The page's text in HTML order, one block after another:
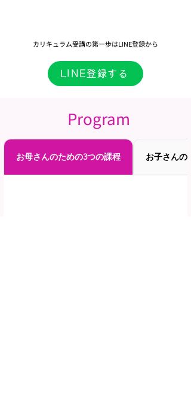
​カリキュラム受講の第一歩はLINE登録から
LINE登録する
Program
お母さんのための3つの課程 お子さんの